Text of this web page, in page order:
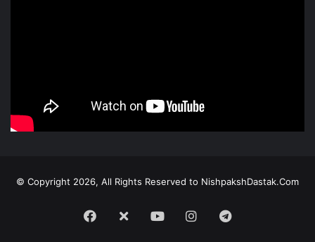
© Copyright 2026, All Rights Reserved to NishpakshDastak.Com
Facebook
X YoutubeInstagramTelegram